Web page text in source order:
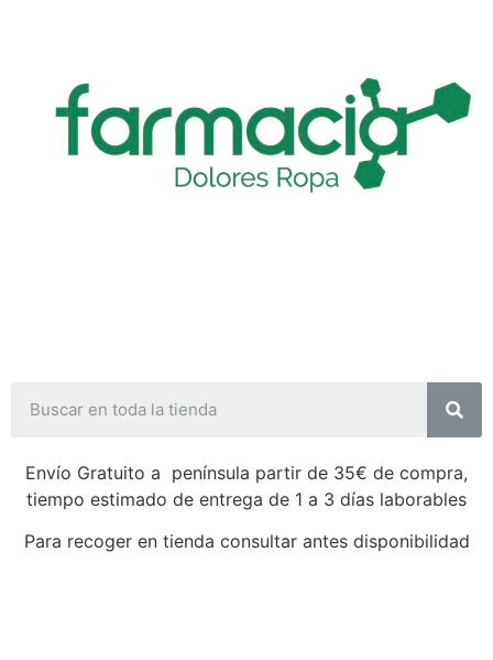
Envío Gratuito a península partir de 35€ de compra,
tiempo estimado de entrega de 1 a 3 días laborables
Para recoger en tienda consultar antes disponibilidad